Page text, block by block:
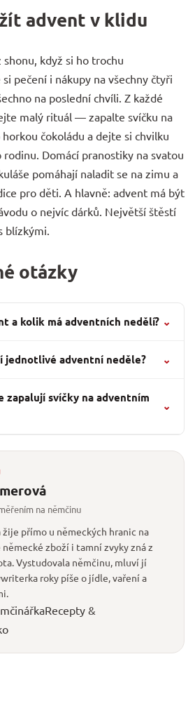
advent v klidu
když si ho trochu
pečení i nákupy na všechny čtyři
na poslední chvíli. Z každé
malý rituál — zapalte svíčku na
čokoládu a dejte si chvilku
Domácí pranostiky na svatou
pomáhají naladit se na zimu a
pro děti. A hlavně: advent má být
o nejvíc dárků. Největší štěstí
blízkými.
otázky
a kolik má adventních nedělí? ⌄
jednotlivé adventní neděle? ⌄
zapalují svíčky na adventním
⌄
na němčinu
přímo u německých hranic na
zboží i tamní zvyky zná z
Vystudovala němčinu, mluví jí
roky píše o jídle, vaření a
Recepty &